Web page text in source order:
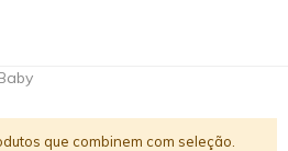
que combinem com seleção.